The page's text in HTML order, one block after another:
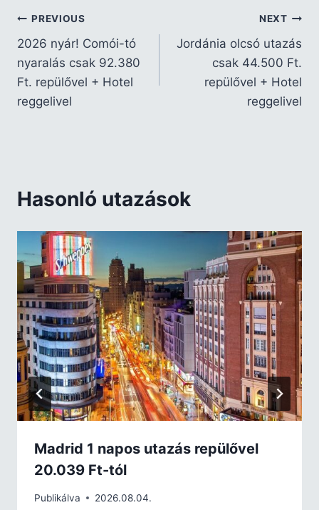
PREVIOUS
2026 nyár! Comói-tó
nyaralás csak 92.380
Ft. repülővel + Hotel
reggelivel
NEXT
Jordánia olcsó utazás
csak 44.500 Ft.
repülővel + Hotel
reggelivel
Hasonló utazások
Madrid 1 napos utazás repülővel
20.039 Ft-tól
Publikálva 2026.08.04.